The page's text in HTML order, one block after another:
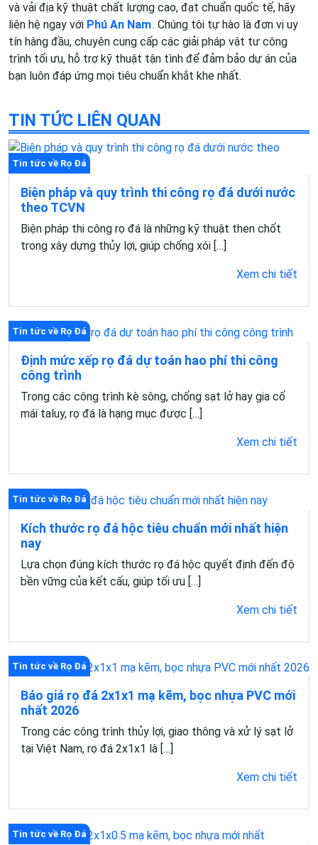
và vải địa kỹ thuật chất lượng cao, đạt chuẩn quốc tế, hãy
liên hệ ngay với Phú An Nam. Chúng tôi tự hào là đơn vị uy
tín hàng đầu, chuyên cung cấp các giải pháp vật tư công
trình tối ưu, hỗ trợ kỹ thuật tận tình để đảm bảo dự án của
bạn luôn đáp ứng mọi tiêu chuẩn khắt khe nhất.
TIN TỨC LIÊN QUAN
Tin tức về Rọ Đá
Biện pháp và quy trình thi công rọ đá dưới nước
theo TCVN
Biện pháp thi công rọ đá là những kỹ thuật then chốt
trong xây dựng thủy lợi, giúp chống xói […]
Xem chi tiết
Tin tức về Rọ Đá
Định mức xếp rọ đá dự toán hao phí thi công
công trình
Trong các công trình kè sông, chống sạt lở hay gia cố
mái taluy, rọ đá là hạng mục được […]
Xem chi tiết
Tin tức về Rọ Đá
Kích thước rọ đá hộc tiêu chuẩn mới nhất hiện
nay
Lựa chọn đúng kích thước rọ đá hộc quyết định đến độ
bền vững của kết cấu, giúp tối ưu […]
Xem chi tiết
Tin tức về Rọ Đá
Báo giá rọ đá 2x1x1 mạ kẽm, bọc nhựa PVC mới
nhất 2026
Trong các công trình thủy lợi, giao thông và xử lý sạt lở
tại Việt Nam, rọ đá 2x1x1 là […]
Xem chi tiết
Tin tức về Rọ Đá